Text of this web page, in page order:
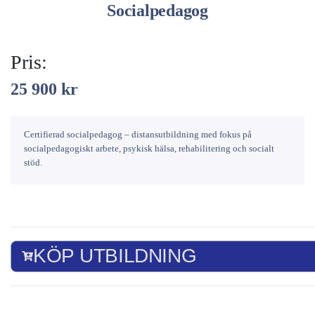
Socialpedagog
Pris:
25 900 kr
Certifierad socialpedagog – distansutbildning med fokus på
socialpedagogiskt arbete, psykisk hälsa, rehabilitering och socialt
stöd.
KÖP UTBILDNING